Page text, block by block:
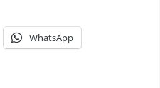
WhatsApp